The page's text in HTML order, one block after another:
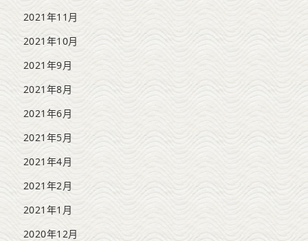
2021年11月
2021年10月
2021年9月
2021年8月
2021年6月
2021年5月
2021年4月
2021年2月
2021年1月
2020年12月